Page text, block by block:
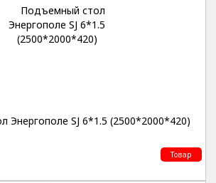
Энергополе SJ 6*1.5 (2500*2000*420)
Товар